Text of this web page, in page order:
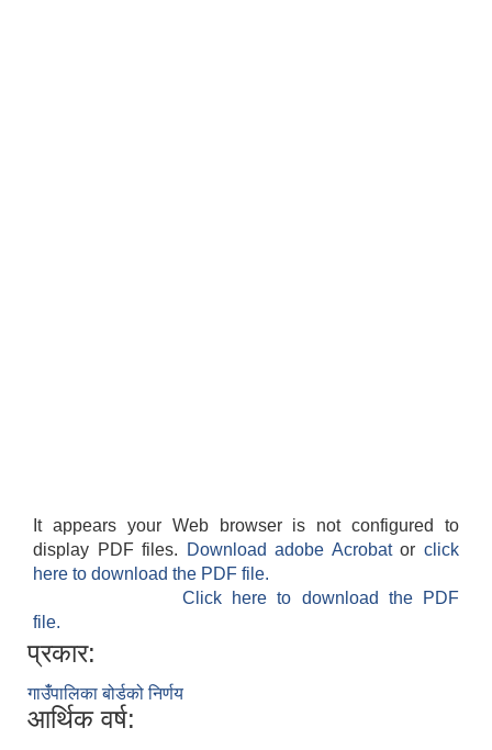
It appears your Web browser is not configured to
display PDF files.
Download adobe Acrobatorclick
here to download the PDF file.
Click here to download the PDF
file.
प्रकार:
गाउँंपालिका बोर्डको निर्णय
आर्थिक वर्ष: